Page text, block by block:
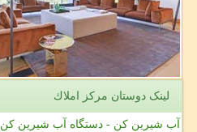
لینک دوستان مركز املاك
آب شیرین کن - دستگاه آب شیرین کن